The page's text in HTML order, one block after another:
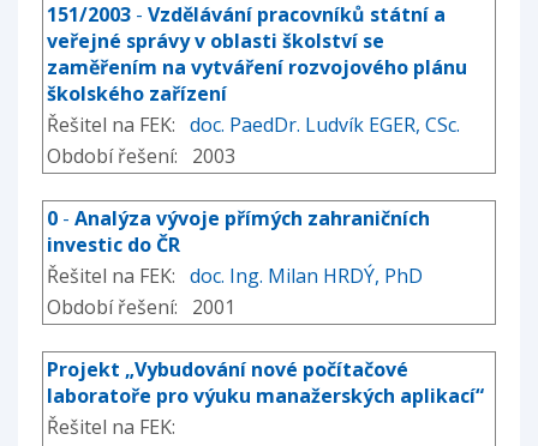
151/2003 - Vzdělávání pracovníků státní a
veřejné správy v oblasti školství se
zaměřením na vytváření rozvojového plánu
školského zařízení
Řešitel na FEK: doc. PaedDr. Ludvík EGER, CSc.
Období řešení: 2003
0 - Analýza vývoje přímých zahraničních
investic do ČR
Řešitel na FEK: doc. Ing. Milan HRDÝ, PhD
Období řešení: 2001
Projekt „Vybudování nové počítačové
laboratoře pro výuku manažerských aplikací“
Řešitel na FEK: